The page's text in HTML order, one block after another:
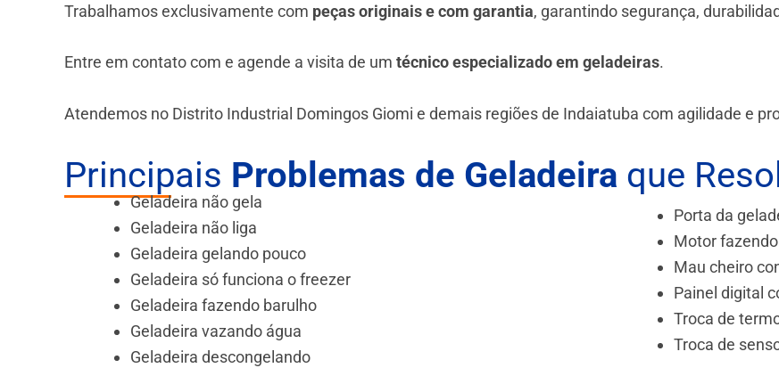
Trabalhamos exclusivamente com peças originais e com garantia, garantindo segurança,
Entre em contato com e agende a visita de um técnico especializado em geladeiras.
Atendemos no Distrito Industrial Domingos Giomi e demais regiões de Indaiatuba com agilidade e
Principais Problemas de Geladeira que
Geladeira não gela
Geladeira não liga
Geladeira gelando pouco
Geladeira só funciona o freezer
Geladeira fazendo barulho
Geladeira vazando água
Geladeira descongelando
Porta da
Motor
Mau cheiro
Painel digital
Troca de
Troca de